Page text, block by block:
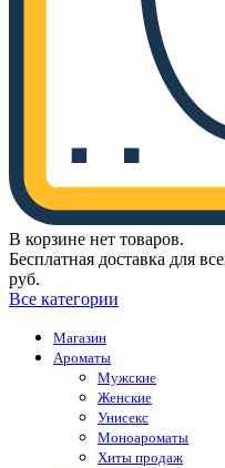
В корзине нет товаров.
Бесплатная доставка для
руб.
Все категории
Магазин
Ароматы
Мужские
Женские
Унисекс
Моноароматы
Хиты продаж